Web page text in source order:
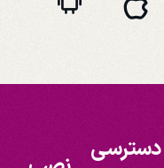
دسترسی